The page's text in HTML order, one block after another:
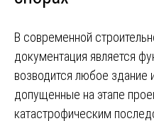
В современной
документация является
возводится любое
допущенные на этапе
катастрофическим